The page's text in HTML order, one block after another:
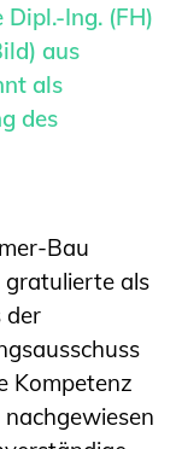
und
Dipl.-Ing. (FH)
aus
als
des
Bau
gratulierte als
der
Kompetenz